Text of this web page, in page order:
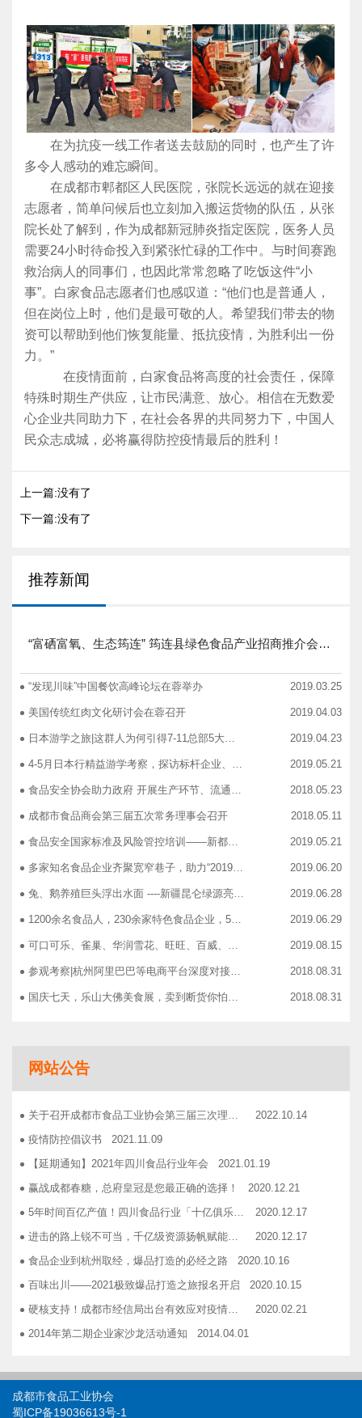
在为抗疫一线工作者送去鼓励的同时，也产生了许
多令人感动的难忘瞬间。
在成都市郫都区人民医院，张院长远远的就在迎接
志愿者，简单问候后也立刻加入搬运货物的队伍，从张
院长处了解到，作为成都新冠肺炎指定医院，医务人员
需要24小时待命投入到紧张忙碌的工作中。与时间赛跑
救治病人的同事们，也因此常常忽略了吃饭这件“小
事”。白家食品志愿者们也感叹道：“他们也是普通人，
但在岗位上时，他们是最可敬的人。希望我们带去的物
资可以帮助到他们恢复能量、抵抗疫情，为胜利出一份
力。”
在疫情面前，白家食品将高度的社会责任，保障
特殊时期生产供应，让市民满意、放心。相信在无数爱
心企业共同助力下，在社会各界的共同努力下，中国人
民众志成城，必将赢得防控疫情最后的胜利！
上一篇:没有了
下一篇:没有了
推荐新闻
“富硒富氧、生态筠连” 筠连县绿色食品产业招商推介会圆满举行
“发现川味”中国餐饮高峰论坛在蓉举办 2019.03.25
美国传统红肉文化研讨会在蓉召开 2019.04.03
日本游学之旅|这群人为何引得7-11总部5大高管集团出动 2019.04.23
4-5月日本行精益游学考察，探访标杆企业、解析成功密码 2019.05.21
食品安全协会助力政府 开展生产环节、流通环节、餐饮环节培训会 2018.05.23
成都市食品商会第三届五次常务理事会召开 2018.05.11
食品安全国家标准及风险管控培训——新都站、广汉站、简阳站 2019.05.21
多家知名食品企业齐聚宽窄巷子，助力“2019食品安全宣传周” 2019.06.20
兔、鹅养殖巨头浮出水面 ----新疆昆仑绿源亮相成都餐饮供应链展 引领绿色食材新高度 2019.06.28
1200余名食品人，230余家特色食品企业，50余家新零售平台齐聚成都“搞事情”！ 2019.06.29
可口可乐、雀巢、华润雪花、旺旺、百威、青岛啤酒，销售过亿的经销商等齐聚上海，只为2019中国快消品大会！ 2019.08.15
参观考察|杭州阿里巴巴等电商平台深度对接，仅剩3个名额！ 2018.08.31
国庆七天，乐山大佛美食展，卖到断货你怕了吗？ 2018.08.31
志宏印务灾后复产暨十五周年感恩答谢会
网站公告
关于召开成都市食品工业协会第三届三次理事会的通知
2022.10.14
疫情防控倡议书
2021.11.09
【延期通知】2021年四川食品行业年会
2021.01.19
赢战成都春糖，总府皇冠是您最正确的选择！
2020.12.21
5年时间百亿产值！四川食品行业「十亿俱乐部」合伙人招募！
2020.12.17
进击的路上锐不可当，千亿级资源扬帆赋能！电商启航班招募啦！
2020.12.17
食品企业到杭州取经，爆品打造的必经之路
2020.10.16
百味出川——2021极致爆品打造之旅报名开启
2020.10.15
硬核支持！成都市经信局出台有效应对疫情稳定经济运行20条政策措施工业和信息化类项目申报指南！
2020.02.21
2014年第二期企业家沙龙活动通知
2014.04.01
关于发布成都市食品商会合作单位信息一览表的通知
2014.06.30
关于开展品牌设计援助活动的通知
成都市食品工业协会
蜀ICP备19036613号-1